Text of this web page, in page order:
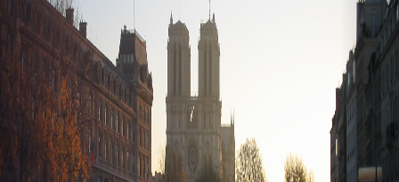
Previous